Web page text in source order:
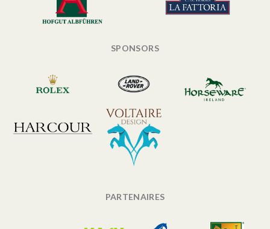
SPONSORS
PARTENAIRES